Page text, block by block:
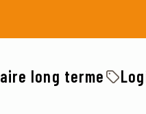
long terme